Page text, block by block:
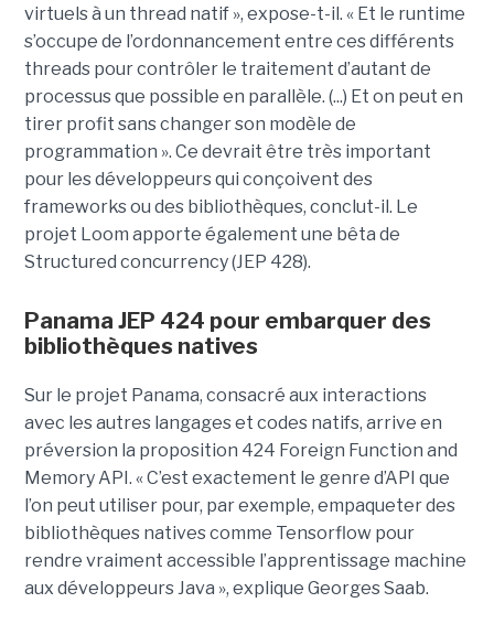
virtuels à un thread natif », expose-t-il. « Et le runtime
s’occupe de l’ordonnancement entre ces différents
threads pour contrôler le traitement d’autant de
processus que possible en parallèle. (...) Et on peut en
tirer profit sans changer son modèle de
programmation ». Ce devrait être très important
pour les développeurs qui conçoivent des
frameworks ou des bibliothèques, conclut-il. Le
projet Loom apporte également une bêta de
Structured concurrency (JEP 428).
Panama JEP 424 pour embarquer des
bibliothèques natives
Sur le projet Panama, consacré aux interactions
avec les autres langages et codes natifs, arrive en
préversion la proposition 424 Foreign Function and
Memory API. « C’est exactement le genre d’API que
l’on peut utiliser pour, par exemple, empaqueter des
bibliothèques natives comme Tensorflow pour
rendre vraiment accessible l’apprentissage machine
aux développeurs Java », explique Georges Saab.